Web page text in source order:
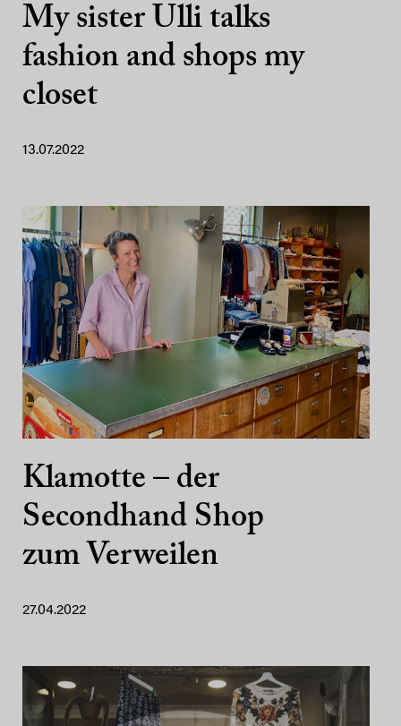
My sister Ulli talks
fashion and shops my
closet
13.07.2022
Klamotte – der
Secondhand Shop
zum Verweilen
27.04.2022